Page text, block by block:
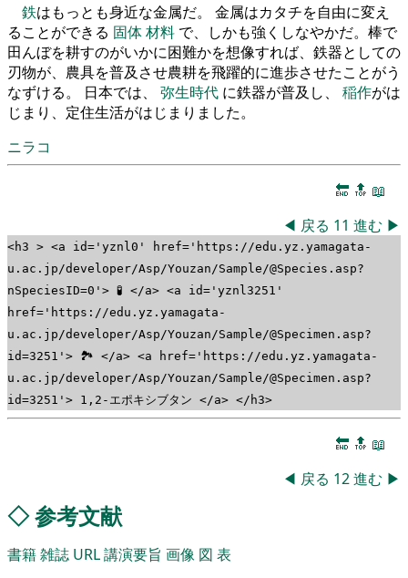
鉄はもっとも身近な金属だ。 金属はカタチを自由に変え
ることができる 固体材料 で、しかも強くしなやかだ。棒で
田んぼを耕すのがいかに困難かを想像すれば、鉄器としての
刃物が、農具を普及させ農耕を飛躍的に進歩させたことがう
なずける。 日本では、 弥生時代 に鉄器が普及し、 稲作がは
じまり、定住生活がはじまりました。
ニラコ
🔚 🔝 📖
◀ 戻る 11 進む ▶
<h3 > <a id='yznl0' href='https://edu.yz.yamagata-
u.ac.jp/developer/Asp/Youzan/Sample/@Species.asp?
nSpeciesID=0'> 🧪 </a> <a id='yznl3251'
href='https://edu.yz.yamagata-
u.ac.jp/developer/Asp/Youzan/Sample/@Specimen.asp?
id=3251'> 🏞 </a> <a href='https://edu.yz.yamagata-
u.ac.jp/developer/Asp/Youzan/Sample/@Specimen.asp?
id=3251'> 1,2-エポキシブタン </a> </h3>
🔚 🔝 📖
◀ 戻る 12進む ▶
◇参考文献
書籍雑誌 URL講演要旨 画像 図 表